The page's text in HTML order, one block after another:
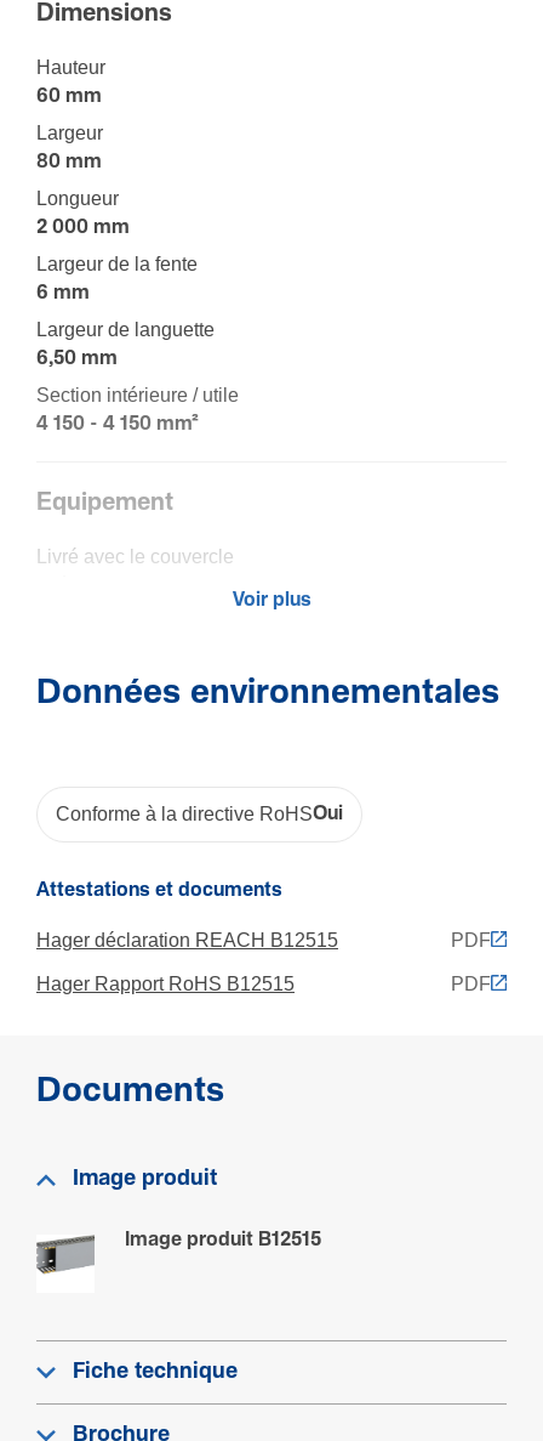
Dimen­sions
Hauteur
60 mm
Largeur
80 mm
Longueur
2 000 mm
Largeur de la fente
6 mm
Largeur de languette
6,50 mm
Section intérieure / utile
4 150 - 4 150 mm²
Equi­pe­ment
Livré avec le couvercle
Couleur
Gris
Code RAL
7030
Fonc­tions
Flexible
Configuration
Estampé
Voir plus
Données environnementales
Conforme à la directive RoHSOui
Attestations et documents
Hager déclaration REACH B12515 PDF
Hager Rapport RoHS B12515 PDF
Documents
Image produit
Image produit B12515
Fiche technique
Brochure